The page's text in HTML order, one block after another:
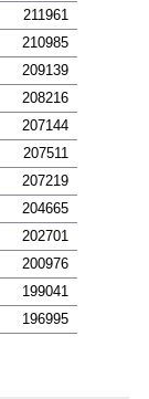
211961
210985
209139
208216
207144
207511
207219
204665
202701
200976
199041
196995